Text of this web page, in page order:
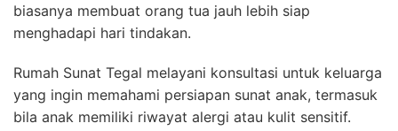
biasanya membuat orang tua jauh lebih siap
menghadapi hari tindakan.
Rumah Sunat Tegal melayani konsultasi untuk keluarga
yang ingin memahami persiapan sunat anak, termasuk
bila anak memiliki riwayat alergi atau kulit sensitif.